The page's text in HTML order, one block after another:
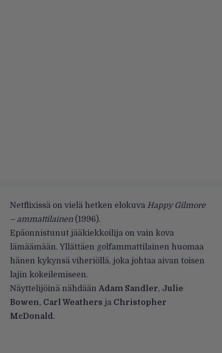
Netflixissä on vielä hetken elokuva Happy Gilmore
– ammattilainen(1996).
Epäonnistunut jääkiekkoilija on vain kova
lämäämään. Yllättäen golfammattilainen huomaa
hänen kykynsä viheriöllä, joka johtaa aivan toisen
lajin kokeilemiseen.
Näyttelijöinä nähdään Adam Sandler, Julie
Bowen, Carl Weathers ja Christopher
McDonald.